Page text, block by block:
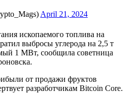
April 21, 2024
ископаемого топлива на
выбросы углерода на 2,5 т
1 МВт, сообщила советница
от продажи фруктов
разработчикам Bitcoin Core.